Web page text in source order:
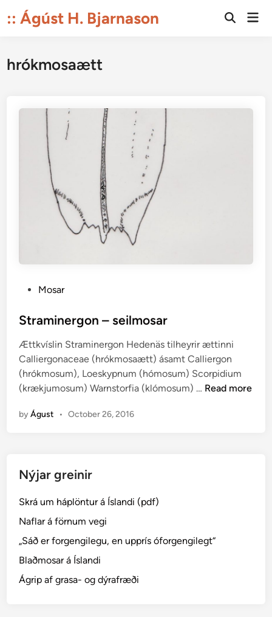
to:: Ágúst H. Bjarnason
Open
hrókmosaætt
s
e
d
i
n
Mosar
Straminergon – seilmosar
Ættkvíslin Straminergon Hedenäs tilheyrir ættinni
Calliergonaceae (hrókmosaætt) ásamt Calliergon
(hrókmosum), Loeskypnum (hómosum) Scorpidium
(krækjumosum) Warnstorfia (klómosum) … S
n
Read more
byÁgust • October 26, 2016
Nýjar greinir
Skrá um háplöntur á Íslandi (pdf)
Naflar á förnum vegi
„Sáð er forgengilegu, en upprís óforgengilegt“
Blaðmosar á Íslandi
Ágrip af grasa- og dýrafræði